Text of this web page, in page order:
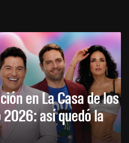
en La Casa de los
así quedó la